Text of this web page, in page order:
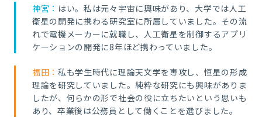
神宮： はい。私は元々宇宙に興味があり、大学では人工
衛星の開発に携わる研究室に所属していました。その流
れで電機メーカーに就職し、人工衛星を制御するアプリ
ケーションの開発に8年ほど携わっていました。
福田： 私も学生時代に理論天文学を専攻し、恒星の形成
理論を研究していました。純粋な研究にも興味がありま
したが、何らかの形で社会の役に立ちたいという思いも
あり、卒業後は公務員として働くことを選びました。